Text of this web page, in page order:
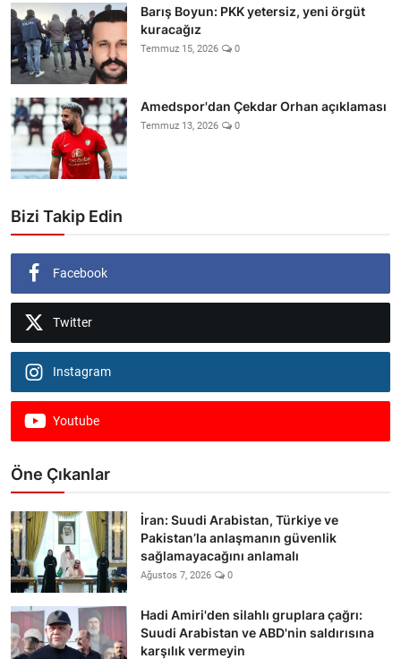
Barış Boyun: PKK yetersiz, yeni örgüt
kuracağız
Temmuz 15, 2026 0
Amedspor'dan Çekdar Orhan açıklaması
Temmuz 13, 2026 0
Bizi Takip Edin
Facebook
Twitter
Instagram
Youtube
Öne Çıkanlar
İran: Suudi Arabistan, Türkiye ve
Pakistan’la anlaşmanın güvenlik
sağlamayacağını anlamalı
Ağustos 7, 2026 0
Hadi Amiri'den silahlı gruplara çağrı:
Suudi Arabistan ve ABD'nin saldırısına
karşılık vermeyin